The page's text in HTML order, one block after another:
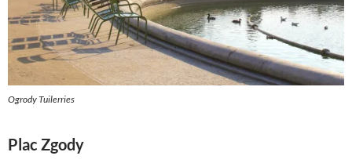
Ogrody Tuilerries
Plac Zgody